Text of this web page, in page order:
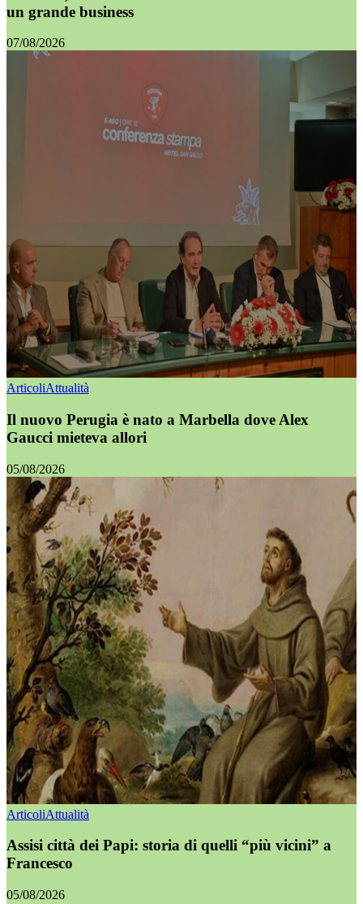
un grande business
07/08/2026
ArticoliAttualità
Il nuovo Perugia è nato a Marbella dove Alex
Gaucci mieteva allori
05/08/2026
ArticoliAttualità
Assisi città dei Papi: storia di quelli “più vicini” a
Francesco
05/08/2026